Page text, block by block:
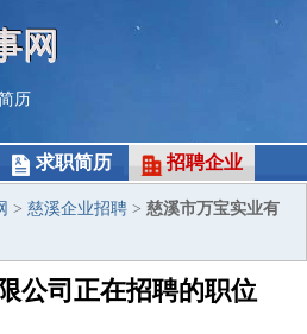
网
历
求职简历 招聘企业
> 慈溪企业招聘 > 慈溪市万宝实业有
公司正在招聘的职位